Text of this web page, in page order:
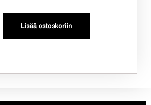
Lisää ostoskoriin